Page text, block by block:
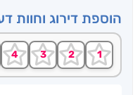
הוספת דירוג וחוות